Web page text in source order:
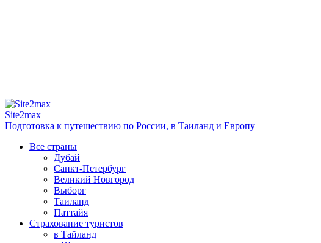
Site2max
Подготовка к путешествию по России, в Таиланд и Европу
Все страны
Дубай
Санкт-Петербург
Великий Новгород
Выборг
Таиланд
Паттайя
Страхование туристов
в Тайланд